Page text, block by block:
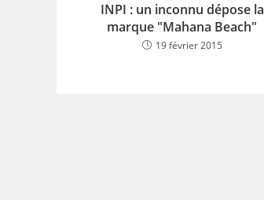
INPI : un inconnu dépose la
marque "Mahana Beach"
19 février 2015